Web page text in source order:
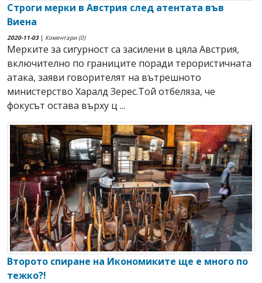
Строги мерки в Австрия след атентата във
Виена
2020-11-03| Коментари (0)
Мерките за сигурност са засилени в цяла Австрия,
включително по границите поради терористичната
атака, заяви говорителят на вътрешното
министерство Харалд Зерес.Той отбеляза, че
фокусът остава върху ц ...
Второто спиране на Икономиките ще е много по
тежко?!